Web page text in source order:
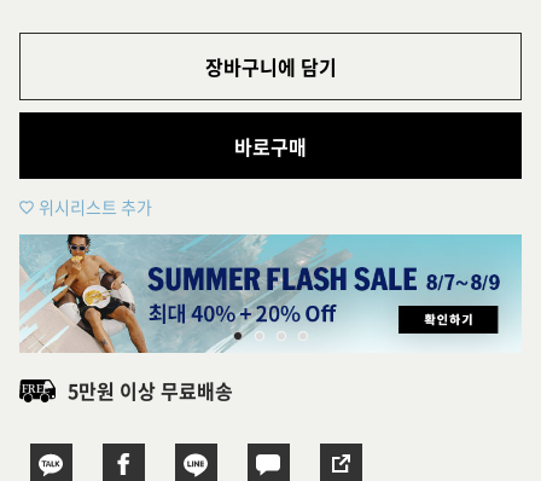
장바구니에 담기
바로구매
위시리스트 추가
5만원 이상 무료배송